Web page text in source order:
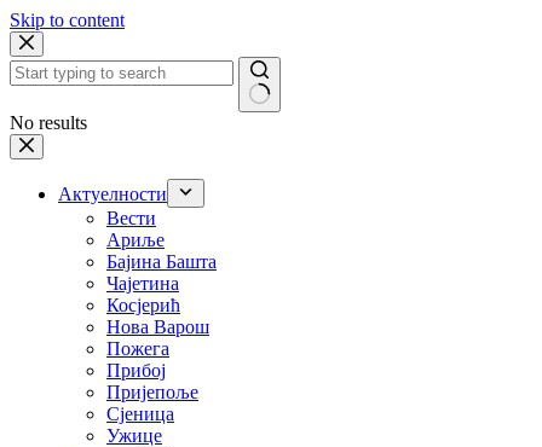
Skip to content
No results
Актуелности
Вести
Ариље
Бајина Башта
Чајетина
Косјерић
Нова Варош
Пожега
Прибој
Пријепоље
Сјеница
Ужице